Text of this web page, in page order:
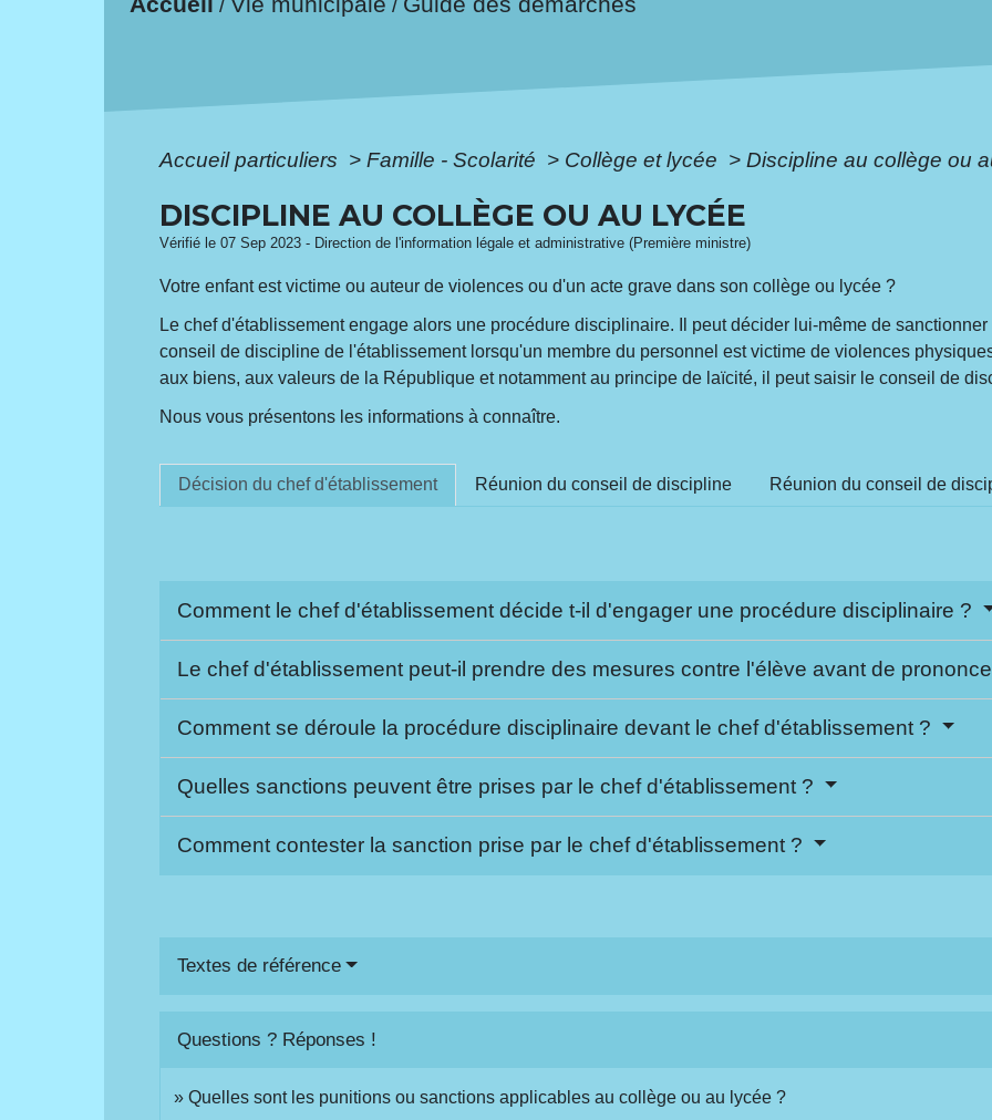
/ /
Accueil particuliers > Famille - Scolarité > Collège et lycée > Discipline au collège ou
DISCIPLINE AU COLLÈGE OU AU LYCÉE
Vérifié le 07 Sep 2023 - Direction de l'information légale et administrative (Première ministre)
Votre enfant est victime ou auteur de violences ou d'un acte grave dans son collège ou lycée ?
Le chef d'établissement engage alors une procédure disciplinaire. Il peut décider lui-même de
conseil de discipline de l'établissement lorsqu'un membre du personnel est victime de violences
aux biens, aux valeurs de la République et notamment au principe de laïcité, il peut saisir le conseil de
Nous vous présentons les informations à connaître.
Décision du chef d'établissement Réunion du conseil de discipline Réunion du conseil de
Comment le chef d'établissement décide t-il d'engager une procédure disciplinaire ?
Le chef d'établissement peut-il prendre des mesures contre l'élève avant de
Comment se déroule la procédure disciplinaire devant le chef d'établissement ?
Quelles sanctions peuvent être prises par le chef d'établissement ?
Comment contester la sanction prise par le chef d'établissement ?
Textes de référence
Questions ? Réponses !
Quelles sont les punitions ou sanctions applicables au collège ou au lycée ?